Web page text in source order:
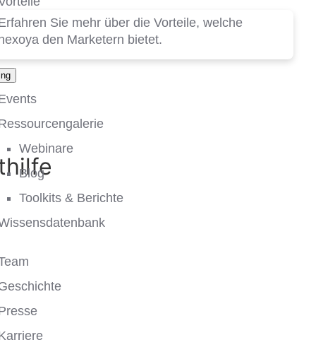
Sie mehr über die Vorteile, welche
den Marketern bietet.
Webinare
Blog
Toolkits & Berichte